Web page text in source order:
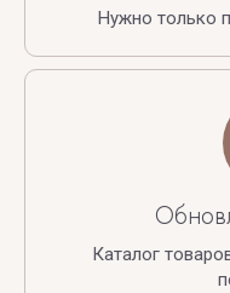
Нужно только
Каталог